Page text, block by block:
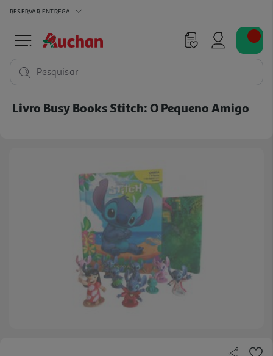
RESERVAR ENTREGA
Pesquisar
Livro Busy Books Stitch: O Pequeno Amigo